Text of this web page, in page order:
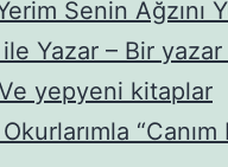
Senin Ağzını
Yazar – Bir yazar
yepyeni kitaplar
“Canım